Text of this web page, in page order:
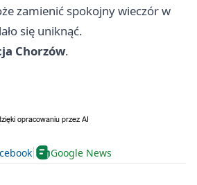
zamienić spokojny wieczór w
się uniknąć.
Chorzów.
Google News